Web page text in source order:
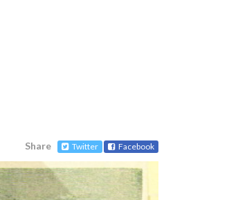
Share Twitter Facebook